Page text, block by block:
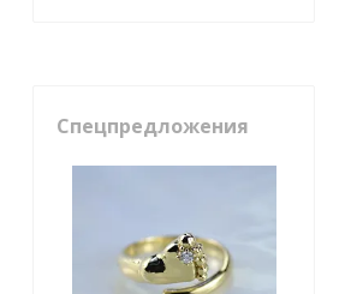
Спецпредложения